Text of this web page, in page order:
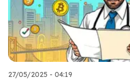
27/05/2025 - 04:19